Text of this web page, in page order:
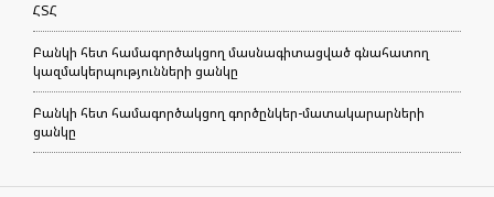
ՀՏՀ
Բանկի հետ համագործակցող մասնագիտացված գնահատող
կազմակերպությունների ցանկը
Բանկի հետ համագործակցող գործընկեր-մատակարարների
ցանկը